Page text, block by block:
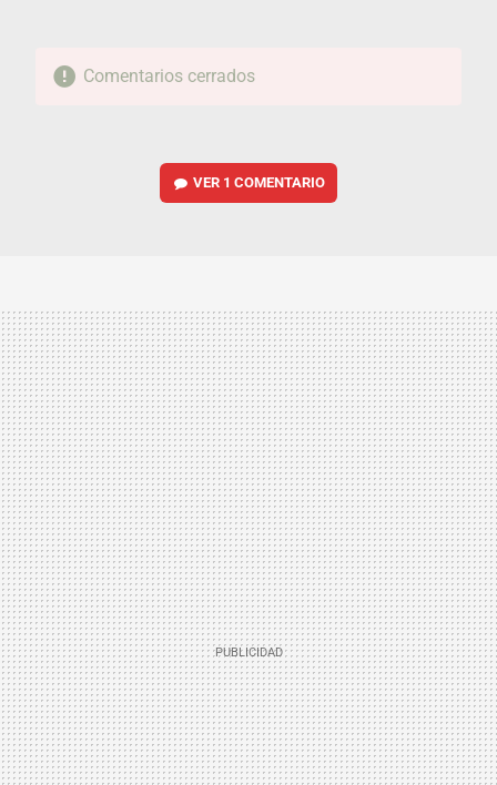
Comentarios cerrados
VER 1 COMENTARIO